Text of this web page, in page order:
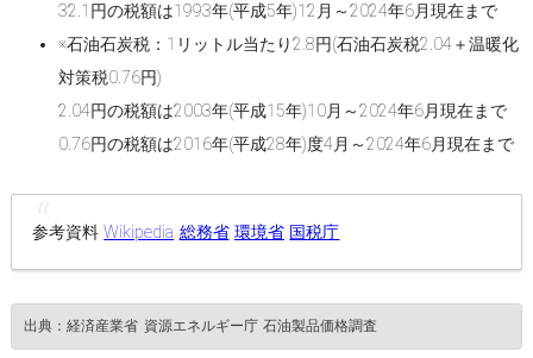
32.1円の税額は1993年(平成5年)12月～2024年6月現在まで
※石油石炭税：1リットル当たり2.8円(石油石炭税2.04＋温暖化
対策税0.76円)
2.04円の税額は2003年(平成15年)10月～2024年6月現在まで
0.76円の税額は2016年(平成28年)度4月～2024年6月現在まで
参考資料Wikipedia 総務省 環境省 国税庁
出典：経済産業省 資源エネルギー庁 石油製品価格調査